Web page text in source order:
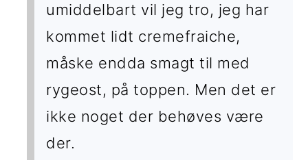
umiddelbart vil jeg tro, jeg har
kommet lidt cremefraiche,
måske endda smagt til med
rygeost, på toppen. Men det er
ikke noget der behøves være
der.